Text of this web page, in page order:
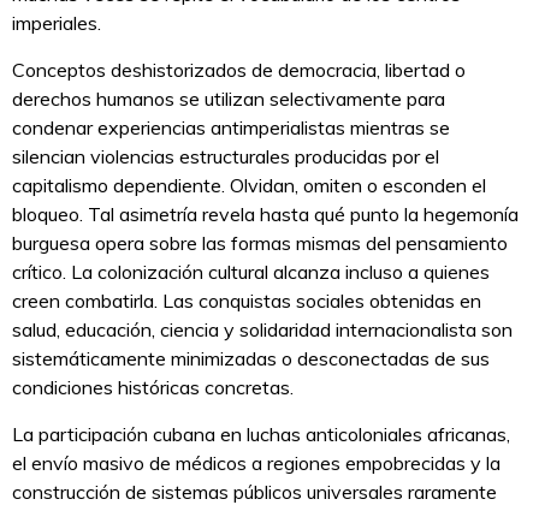
imperiales.
Conceptos deshistorizados de democracia, libertad o
derechos humanos se utilizan selectivamente para
condenar experiencias antimperialistas mientras se
silencian violencias estructurales producidas por el
capitalismo dependiente. Olvidan, omiten o esconden el
bloqueo. Tal asimetría revela hasta qué punto la hegemonía
burguesa opera sobre las formas mismas del pensamiento
crítico. La colonización cultural alcanza incluso a quienes
creen combatirla. Las conquistas sociales obtenidas en
salud, educación, ciencia y solidaridad internacionalista son
sistemáticamente minimizadas o desconectadas de sus
condiciones históricas concretas.
La participación cubana en luchas anticoloniales africanas,
el envío masivo de médicos a regiones empobrecidas y la
construcción de sistemas públicos universales raramente